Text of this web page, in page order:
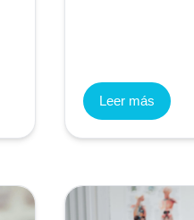
Leer más